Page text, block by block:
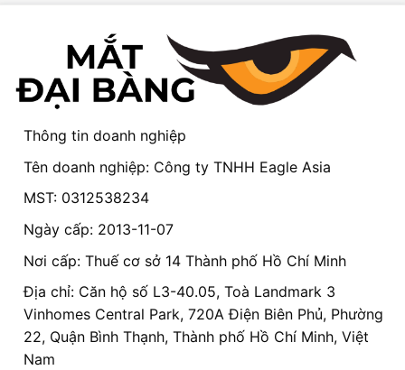
Thông tin doanh nghiệp
Tên doanh nghiệp: Công ty TNHH Eagle Asia
MST: 0312538234
Ngày cấp: 2013-11-07
Nơi cấp: Thuế cơ sở 14 Thành phố Hồ Chí Minh
Địa chỉ: Căn hộ số L3-40.05, Toà Landmark 3
Vinhomes Central Park, 720A Điện Biên Phủ, Phường
22, Quận Bình Thạnh, Thành phố Hồ Chí Minh, Việt
Nam